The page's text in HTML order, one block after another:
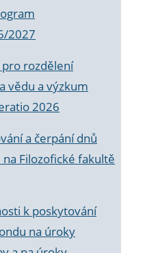
2027
pro rozdělení
vědu a výzkum
2026
a čerpání dnů
Filozofické fakultě
k poskytování
na úroky